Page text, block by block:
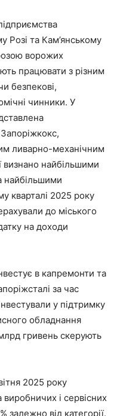
Розі та Кам’янському
ворожих
працювати з різним
безпекові,
чинники. У
ливарно-механічним
визнано найбільшими
найбільшими
кварталі 2025 року
до міського
на доходи
в капремонти та
за час
у підтримку
обладнання
гривень скерують
2025 року
і сервісних
залежно від категорії.